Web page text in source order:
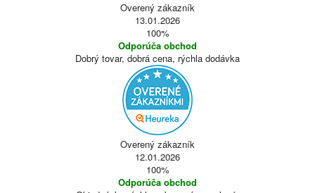
Overený zákazník
13.01.2026
100%
Odporúča obchod
Dobrý tovar, dobrá cena, rýchla dodávka
Overený zákazník
12.01.2026
100%
Odporúča obchod